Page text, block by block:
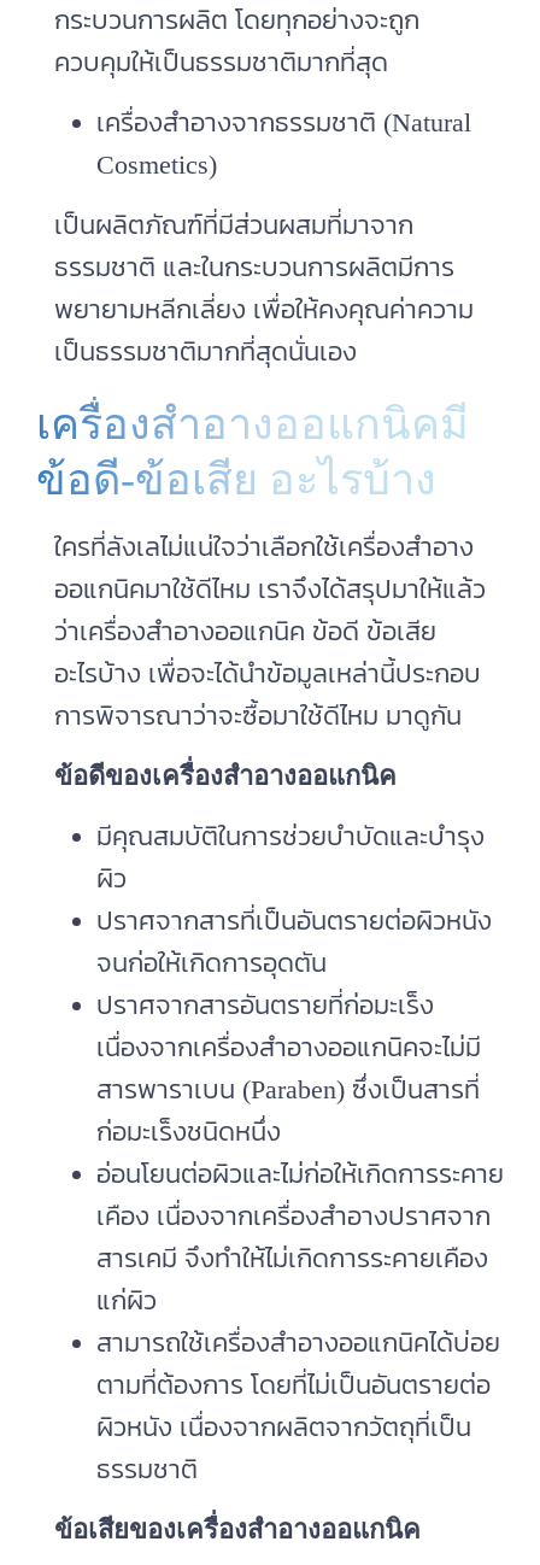
กระบวนการผลิต โดยทุกอย่างจะถูก
ควบคุมให้เป็นธรรมชาติมากที่สุด
เครื่องสําอางจากธรรมชาติ (Natural
Cosmetics)
เป็นผลิตภัณฑ์ที่มีส่วนผสมที่มาจาก
ธรรมชาติ และในกระบวนการผลิตมีการ
พยายามหลีกเลี่ยง เพื่อให้คงคุณค่าความ
เป็นธรรมชาติมากที่สุดนั่นเอง
เครื่องสำอางออแกนิคมี
ข้อดี-ข้อเสีย อะไรบ้าง
ใครที่ลังเลไม่แน่ใจว่าเลือกใช้เครื่องสำอาง
ออแกนิคมาใช้ดีไหม เราจึงได้สรุปมาให้แล้ว
ว่าเครื่องสำอางออแกนิค ข้อดี ข้อเสีย
อะไรบ้าง เพื่อจะได้นำข้อมูลเหล่านี้ประกอบ
การพิจารณาว่าจะซื้อมาใช้ดีไหม มาดูกัน
ข้อดีของเครื่องสำอางออแกนิค
มีคุณสมบัติในการช่วยบำบัดและบำรุง
ผิว
ปราศจากสารที่เป็นอันตรายต่อผิวหนัง
จนก่อให้เกิดการอุดตัน
ปราศจากสารอันตรายที่ก่อมะเร็ง
เนื่องจากเครื่องสำอางออแกนิคจะไม่มี
สารพาราเบน (Paraben) ซึ่งเป็นสารที่
ก่อมะเร็งชนิดหนึ่ง
อ่อนโยนต่อผิวและไม่ก่อให้เกิดการระคาย
เคือง เนื่องจากเครื่องสำอางปราศจาก
สารเคมี จึงทำให้ไม่เกิดการระคายเคือง
แก่ผิว
สามารถใช้เครื่องสำอางออแกนิคได้บ่อย
ตามที่ต้องการ โดยที่ไม่เป็นอันตรายต่อ
ผิวหนัง เนื่องจากผลิตจากวัตถุที่เป็น
ธรรมชาติ
ข้อเสียของเครื่องสำอางออแกนิค